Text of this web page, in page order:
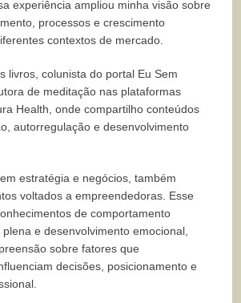
experiência ampliou minha visão sobre
processos e crescimento
contextos de mercado.
livros, colunista do portal Eu Sem
de meditação nas plataformas
Health, onde compartilho conteúdos
autorregulação e desenvolvimento
estratégia e negócios, também
voltados a empreendedoras. Esse
de comportamento
e desenvolvimento emocional,
sobre fatores que
decisões, posicionamento e